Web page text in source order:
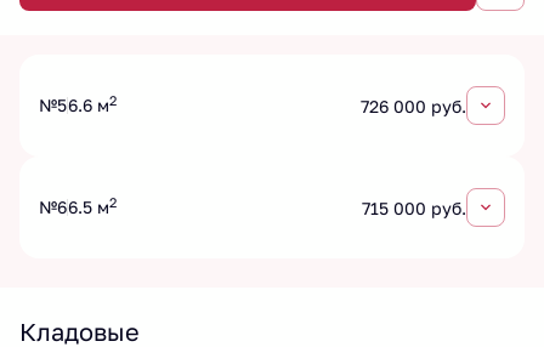
№56.6 м2 726 000 руб.
№66.5 м2 715 000 руб.
Кладовые